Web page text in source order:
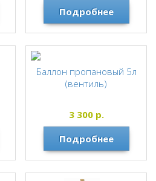
Подробнее
Баллон пропановый 5л
(вентиль)
3 300р.
Подробнее